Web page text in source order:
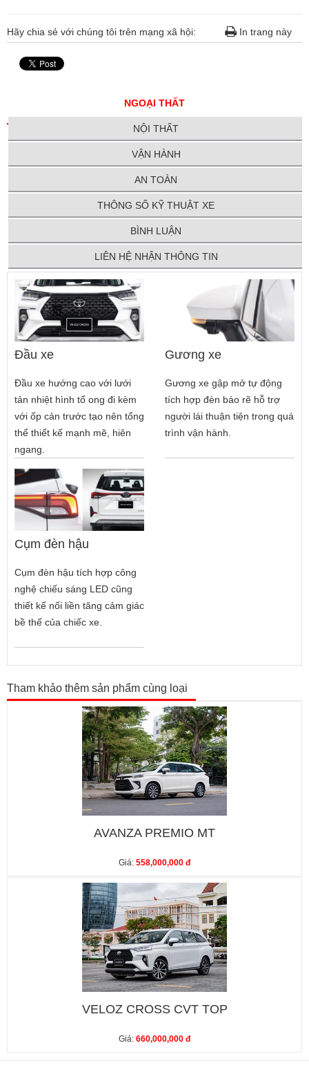
In trang này
Hãy chia sẻ với chúng tôi trên mạng xã hội:
NGOẠI THẤT
NỘI THẤT
VẬN HÀNH
AN TOÀN
THÔNG SỐ KỸ THUẬT XE
BÌNH LUẬN
LIÊN HỆ NHẬN THÔNG TIN
Đầu xe
Đầu xe hướng cao với lưới
tản nhiệt hình tổ ong đi kèm
với ốp cản trước tạo nên tổng
thể thiết kế mạnh mẽ, hiên
ngang.
Gương xe
Gương xe gập mở tự động
tích hợp đèn báo rẽ hỗ trợ
người lái thuận tiện trong quá
trình vận hành.
Cụm đèn hậu
Cụm đèn hậu tích hợp công
nghệ chiếu sáng LED cũng
thiết kế nối liền tăng cảm giác
bề thế của chiếc xe.
Tham khảo thêm sản phẩm cùng loại
AVANZA PREMIO MT
Giá: 558,000,000 đ
VELOZ CROSS CVT TOP
Giá: 660,000,000 đ